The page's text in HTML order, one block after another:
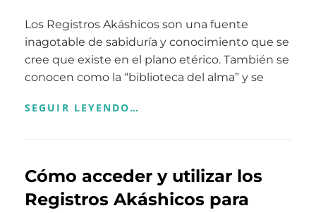
Los Registros Akáshicos son una fuente
inagotable de sabiduría y conocimiento que se
cree que existe en el plano etérico. También se
conocen como la “biblioteca del alma” y se
SEGUIR LEYENDO…
DEL
ALMA
Cómo acceder y utilizar los
Registros Akáshicos para